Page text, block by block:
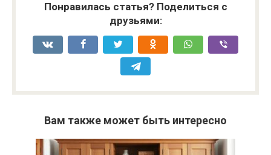
Понравилась статья? Поделиться с
друзьями:
Вам также может быть интересно